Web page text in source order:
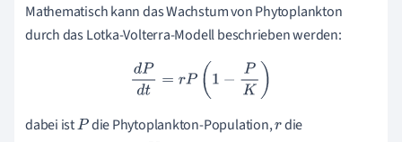
Mathematisch kann das Wachstum von Phytoplankton
durch das Lotka-Volterra-Modell beschrieben werden:
dP dt=r P( 1− )
dabei istP die Phytoplankton-Population,r die